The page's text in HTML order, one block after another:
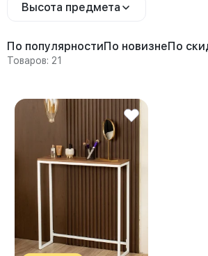
Высота предмета
По популярностиПо новизнеПо
Товаров: 21